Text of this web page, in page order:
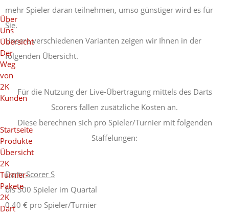
Über
Uns
Übersicht
Der
Weg
von
2K
Kunden
Startseite
Produkte
Übersicht
2K
Turnier-
Pakete
2K
Dart
mehr Spieler daran teilnehmen, umso günstiger wird es für
Sie.
Unsere verschiedenen Varianten zeigen wir Ihnen in der
folgenden Übersicht.
Für die Nutzung der Live-Übertragung mittels des Darts
Scorers fallen zusätzliche Kosten an.
Diese berechnen sich pro Spieler/Turnier mit folgenden
Staffelungen:
Darts Scorer S
bis 300 Spieler im Quartal
0,40 € pro Spieler/Turnier